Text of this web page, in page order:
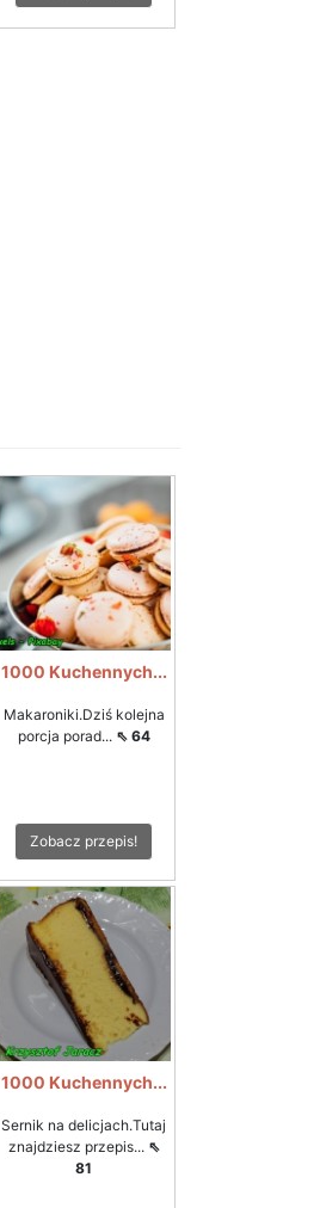
1000 Kuchennych...
Makaroniki.Dziś kolejna
porcja porad... ⇖ 64
Zobacz przepis!
1000 Kuchennych...
Sernik na delicjach.Tutaj
znajdziesz przepis... ⇖
81